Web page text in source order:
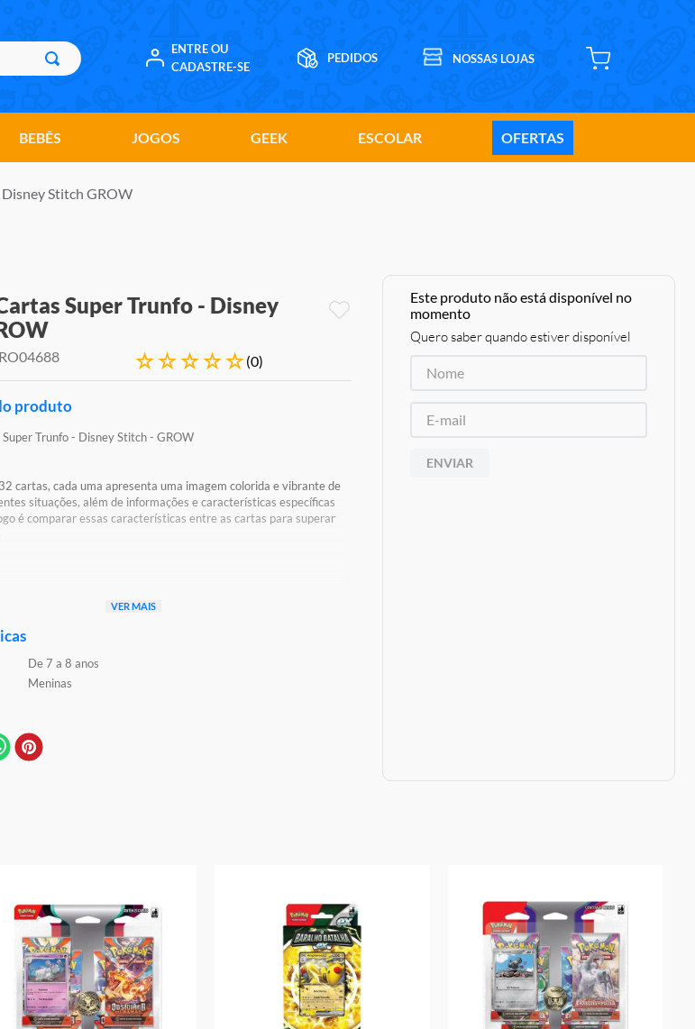
ENTRE OU
CADASTRE-SE
BEBÊS JOGOS GEEK ESCOLAR OFERTAS
Disney Stitch GROW
Super Trunfo - Disney
☆☆☆☆☆(0)
produto
Super Trunfo - Disney Stitch - GROW
cartas, cada uma apresenta uma imagem colorida e vibrante de
situações, além de informações e características específicas
é comparar essas características entre as cartas para superar
2019 CE-BRI/ICEPEX-N 01264-25 OCP: 0046
32 Cartas
VER MAIS
De 7 a 8 anos
Meninas
Este produto não está disponível no
momento
Quero saber quando estiver disponível
ENVIAR